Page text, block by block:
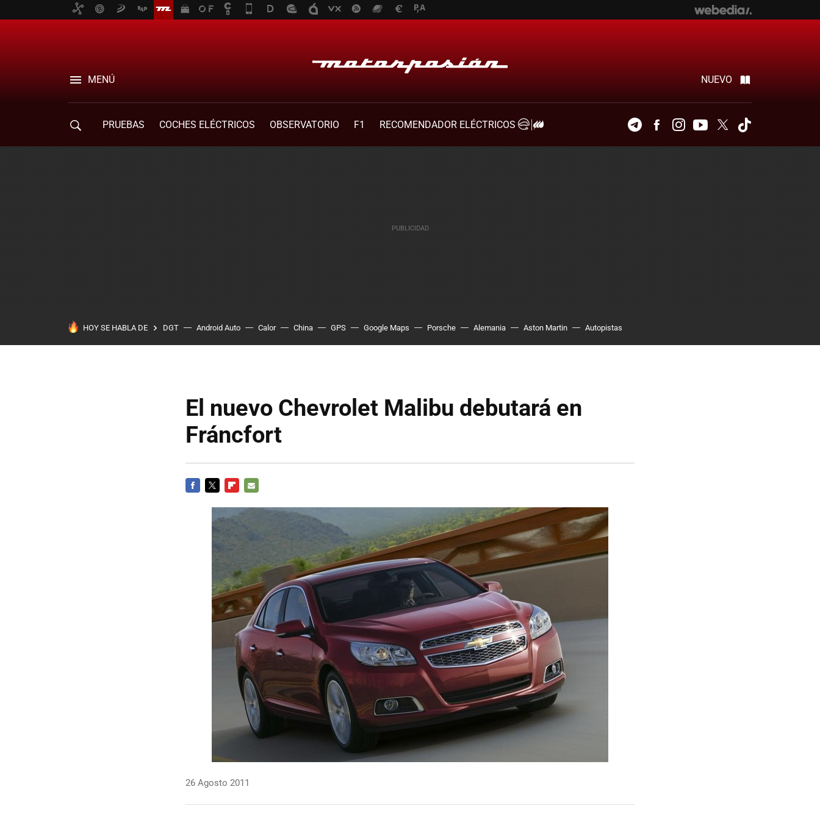
MENÚ NUEVO
PRUEBAS COCHES ELÉCTRICOS OBSERVATORIO F1
RECOMENDADOR ELÉCTRICOS
TelegramFacebookInstagramYoutubeTwitter
HOY SE HABLA DE DGT Android Auto Calor China GPS Google Maps Porsche Alemania Aston Martin Autopistas
El nuevo Chevrolet Malibu debutará en
Fráncfort
26 Agosto 2011